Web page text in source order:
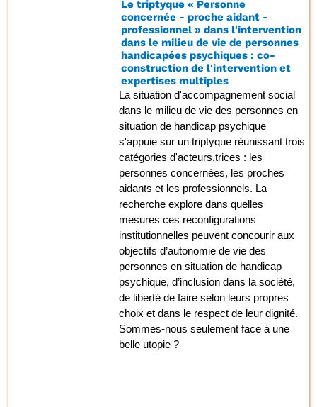
Le triptyque « Personne
concernée - proche aidant -
professionnel » dans l'intervention
dans le milieu de vie de personnes
handicapées psychiques : co-
construction de l'intervention et
expertises multiples
La situation d'accompagnement social
dans le milieu de vie des personnes en
situation de handicap psychique
s'appuie sur un triptyque réunissant trois
catégories d'acteurs.trices : les
personnes concernées, les proches
aidants et les professionnels. La
recherche explore dans quelles
mesures ces reconfigurations
institutionnelles peuvent concourir aux
objectifs d’autonomie de vie des
personnes en situation de handicap
psychique, d’inclusion dans la société,
de liberté de faire selon leurs propres
choix et dans le respect de leur dignité.
Sommes-nous seulement face à une
belle utopie ?